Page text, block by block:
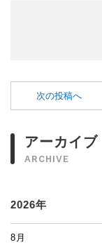
次の投稿へ
アーカイブ
ARCHIVE
2026年
8月